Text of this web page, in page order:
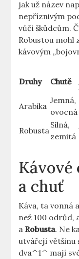
jak už název
nepříznivým
vůči škůdcům.
Robustou mohl
kávovým
Druhy Chutě
Arabika
Jemná,
ovocná
Robusta
Silná,
zemitá
Kávové
a chuť
Káva, ta vonná
než 100 odrůd,
aRobusta. Ne
utvářejí většinu
dva^1^ mají